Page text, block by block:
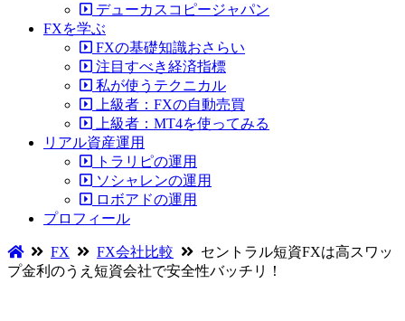
デューカスコピージャパン
FXを学ぶ
FXの基礎知識おさらい
注目すべき経済指標
私が使うテクニカル
上級者：FXの自動売買
上級者：MT4を使ってみる
リアル資産運用
トラリピの運用
ソシャレンの運用
ロボアドの運用
プロフィール
FX FX会社比較
セントラル短資FXは高スワッ
プ金利のうえ短資会社で安全性バッチリ！